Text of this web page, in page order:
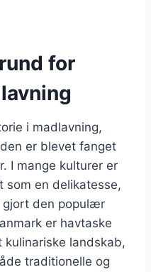
for
i madlavning,
er blevet fanget
I mange kulturer er
som en delikatesse,
gjort den populær
er havtaske
landskab,
traditionelle og